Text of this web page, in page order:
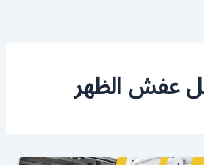
عفش الظهر